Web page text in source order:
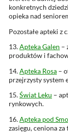
konkretnych
opieka nad
Pozostałe apteki z
13.Apteka Galen –
produktów i
14.Apteka Rosa –
przejrzysty system
15.Świat Leku –
rynkowych.
16.Apteka pod
zasięgu, ceniona